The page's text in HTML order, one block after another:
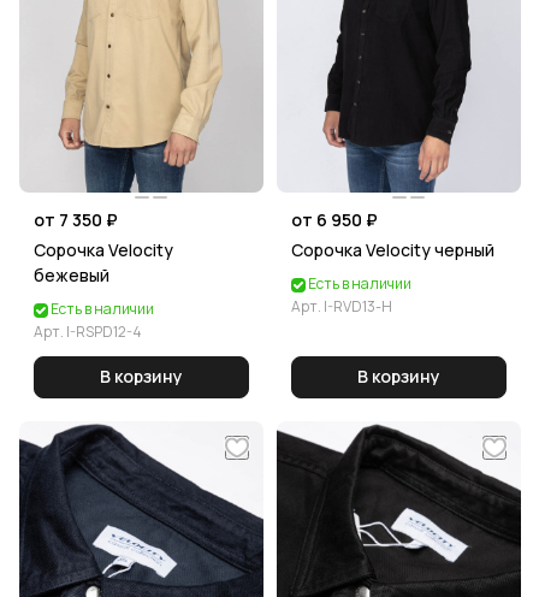
от 7 350 ₽
Сорочка Velocity
бежевый
Есть в наличии
Арт. I-RSPD12-4
В корзину
от 6 950 ₽
Сорочка Velocity черный
Есть в наличии
Арт. I-RVD13-Н
В корзину